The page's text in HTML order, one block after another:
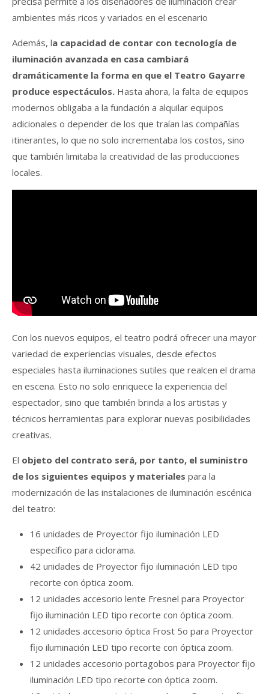
ambientes más ricos y variados en el escenario
Además, la capacidad de contar con tecnología de
iluminación avanzada en casa cambiará
dramáticamente la forma en que el Teatro Gayarre
produce espectáculos. Hasta ahora, la falta de equipos
modernos obligaba a la fundación a alquilar equipos
adicionales o depender de los que traían las compañías
itinerantes, lo que no solo incrementaba los costos, sino
que también limitaba la creatividad de las producciones
locales.
Con los nuevos equipos, el teatro podrá ofrecer una mayor
variedad de experiencias visuales, desde efectos
especiales hasta iluminaciones sutiles que realcen el drama
en escena. Esto no solo enriquece la experiencia del
espectador, sino que también brinda a los artistas y
técnicos herramientas para explorar nuevas posibilidades
creativas.
El objeto del contrato será, por tanto, el suministro
de los siguientes equipos y materiales para la
modernización de las instalaciones de iluminación escénica
del teatro:
16 unidades de Proyector fijo iluminación LED
específico para ciclorama.
42 unidades de Proyector fijo iluminación LED tipo
recorte con óptica zoom.
12 unidades accesorio lente Fresnel para Proyector
fijo iluminación LED tipo recorte con óptica zoom.
12 unidades accesorio óptica Frost 5o para Proyector
fijo iluminación LED tipo recorte con óptica zoom.
12 unidades accesorio portagobos para Proyector fijo
iluminación LED tipo recorte con óptica zoom.